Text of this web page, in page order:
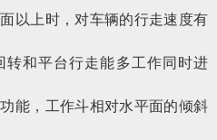
以上时，对车辆的行走速度有
转和平台行走能多工作同时进
能，工作斗相对水平面的倾斜